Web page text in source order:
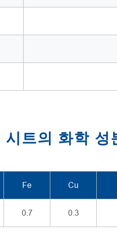
트의 화학 성
Fe Cu
0.7 0.3